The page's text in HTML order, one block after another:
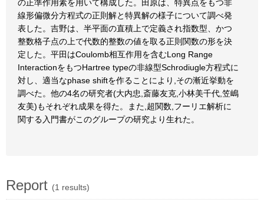
の正準作用素を用いて構成した。田原は、特異点をもつ非
線形偏微分方程式の正則解と特異解の様子について調べ発
表した。吉野は、半平面の直積上で定義され指数型、かつ
整数格子点の上で代数的整数の値を取る正則関数の形を決
定した。平田はCoulomb相互作用を含むLong Range
InteractionをもつHartree typeの非線型Schrodiugle方程式に
対し、適当なphase shiftを作ることにより,その漸近挙動を
調べた。他の4名の研究者(大内忠,斎藤友克,小林美千代,笠嶋
友美)もそれぞれ成果を得た。また,超関数,フーリエ解析に
関する入門書がこのグループの研究より生れた。
Report (1 results)